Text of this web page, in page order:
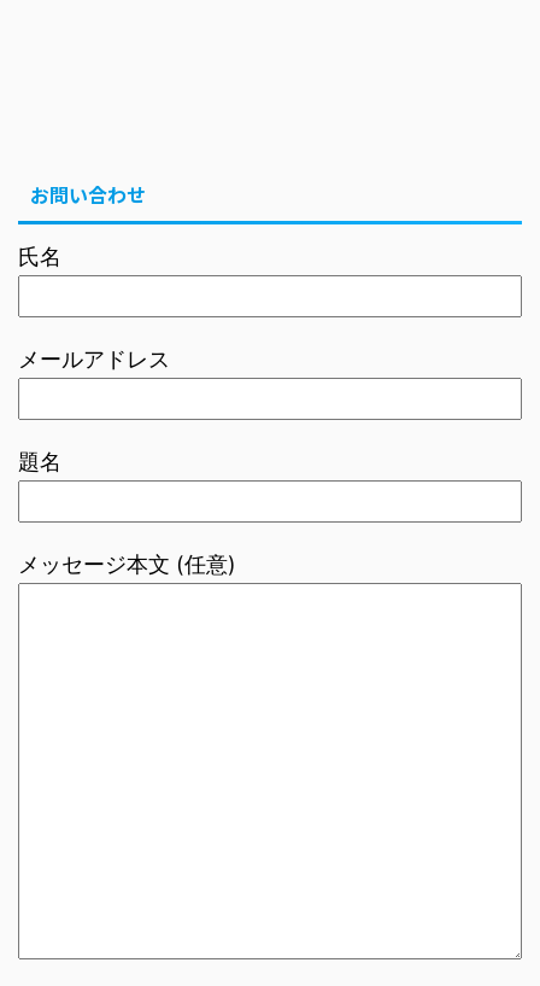
お問い合わせ
氏名
メールアドレス
題名
メッセージ本文 (任意)